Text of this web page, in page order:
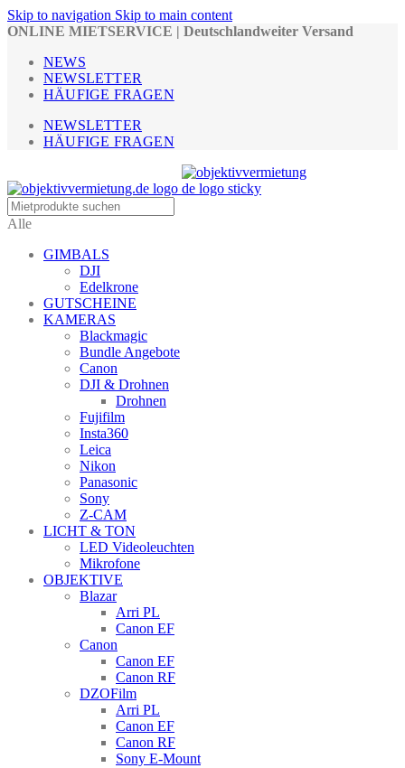
Skip to navigation Skip to main content
ONLINE MIETSERVICE | Deutschlandweiter Versand
NEWS
NEWSLETTER
HÄUFIGE FRAGEN
NEWSLETTER
HÄUFIGE FRAGEN
Alle
GIMBALS
DJI
Edelkrone
GUTSCHEINE
KAMERAS
Blackmagic
Bundle Angebote
Canon
DJI & Drohnen
Drohnen
Fujifilm
Insta360
Leica
Nikon
Panasonic
Sony
Z-CAM
LICHT & TON
LED Videoleuchten
Mikrofone
OBJEKTIVE
Blazar
Arri PL
Canon EF
Canon
Canon EF
Canon RF
DZOFilm
Arri PL
Canon EF
Canon RF
Sony E-Mount